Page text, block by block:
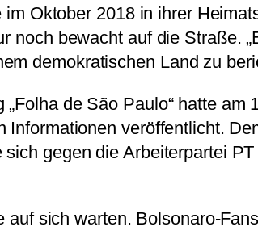
Oktober 2018 in ihrer
noch bewacht auf die Straße.
demokratischen Land zu
de São Paulo“ hatte
veröffentlicht.
gegen die Arbeiterpartei
sich warten. Bolsonaro-